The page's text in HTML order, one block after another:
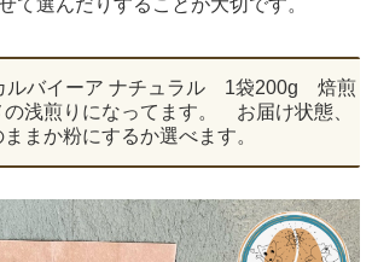
ルバイーア ナチュラル 1袋200g 焙煎
の浅煎りになってます。 お届け状態、
まか粉にするか選べます。